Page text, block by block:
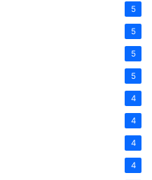
5
5
5
5
4
4
4
4